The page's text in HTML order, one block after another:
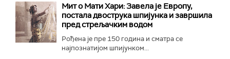
Мит о Мати Хари: Завела је Европу,
постала двострука шпијунка и завршила
пред стрељачким водом
Рођена је пре 150 година и сматра се
најпознатијом шпијунком...